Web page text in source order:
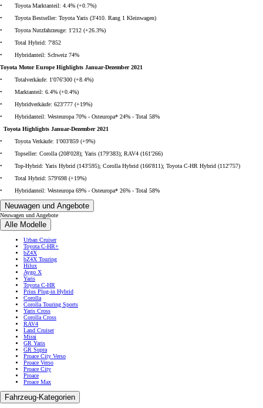
• Toyota Marktanteil: 4.4% (+0.7%)
• Toyota Bestseller: Toyota Yaris (3'410. Rang 1 Kleinwagen)
• Toyota Nutzfahrzeuge: 1'212 (+26.3%)
• Total Hybrid: 7'852
• Hybridanteil: Schweiz 74%
Toyota Motor Europe Highlights Januar-Dezember 2021
• Totalverkäufe: 1'076'300 (+8.4%)
• Marktanteil: 6.4% (+0.4%)
• Hybridverkäufe: 623'777 (+19%)
• Hybridanteil: Westeuropa 70% - Osteuropa* 24% - Total 58%
Toyota Highlights Januar-Dezember 2021
• Toyota Verkäufe: 1'003'859 (+9%)
• Topseller: Corolla (208'028); Yaris (179'383); RAV4 (161'266)
• Top-Hybrid: Yaris Hybrid (143'595); Corolla Hybrid (166'811); Toyota C-HR Hybrid (112'757)
• Total Hybrid: 579'698 (+19%)
• Hybridanteil: Westeuropa 69% - Osteuropa* 26% - Total 58%
Neuwagen und Angebote
Neuwagen und Angebote
Alle Modelle
Urban Cruiser
Toyota C-HR+
bZ4X
bZ4X Touring
Hilux
Aygo X
Yaris
Toyota C-HR
Prius Plug-in Hybrid
Corolla
Corolla Touring Sports
Yaris Cross
Corolla Cross
RAV4
Land Cruiser
Mirai
GR Yaris
GR Supra
Proace City Verso
Proace Verso
Proace City
Proace
Proace Max
Fahrzeug-Kategorien